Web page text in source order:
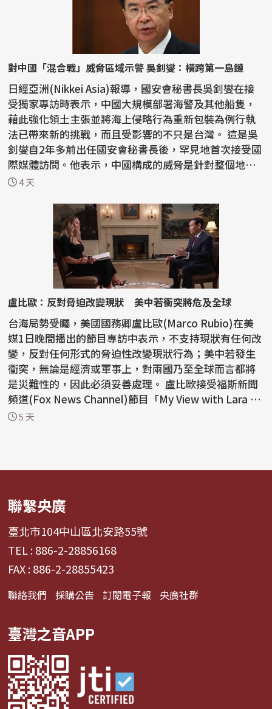
對中國「混合戰」威脅區域示警 吳釗燮：橫跨第一島鏈
日經亞洲(Nikkei Asia)報導，國安會秘書長吳釗燮在接
受獨家專訪時表示，中國大規模部署海警及其他船隻，
藉此強化領土主張並將海上侵略行為重新包裝為例行執
法已帶來新的挑戰，而且受影響的不只是台灣。 這是吳
釗燮自2年多前出任國安會秘書長後，罕見地首次接受國
際媒體訪問。他表示，中國構成的威脅是針對整個地
區...4 天
盧比歐：反對脅迫改變現狀 美中若衝突將危及全球
台海局勢受矚，美國國務卿盧比歐(Marco Rubio)在美
媒1日晚間播出的節目專訪中表示，不支持現狀有任何改
變，反對任何形式的脅迫性改變現狀行為；美中若發生
衝突，無論是經濟或軍事上，對兩國乃至全球而言都將
是災難性的，因此必須妥善處理。 盧比歐接受福斯新聞
頻道(Fox News Channel)節目「My View with Lara Tr
ump」...
5 天
聯繫央廣
臺北市104中山區北安路55號
TEL : 886-2-28856168
FAX : 886-2-28855423
聯絡我們 採購公告 訂閱電子報 央廣社群
臺灣之音APP